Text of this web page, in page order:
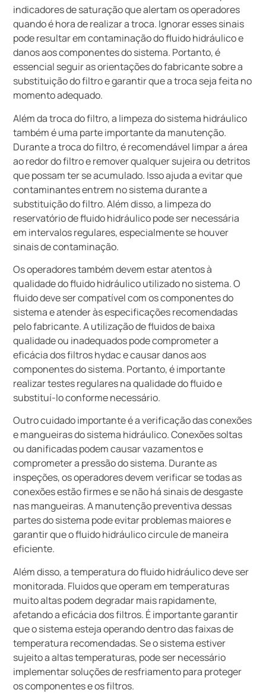
indicadores de saturação que alertam os operadores
quando é hora de realizar a troca. Ignorar esses sinais
pode resultar em contaminação do fluido hidráulico e
danos aos componentes do sistema. Portanto, é
essencial seguir as orientações do fabricante sobre a
substituição do filtro e garantir que a troca seja feita no
momento adequado.
Além da troca do filtro, a limpeza do sistema hidráulico
também é uma parte importante da manutenção.
Durante a troca do filtro, é recomendável limpar a área
ao redor do filtro e remover qualquer sujeira ou detritos
que possam ter se acumulado. Isso ajuda a evitar que
contaminantes entrem no sistema durante a
substituição do filtro. Além disso, a limpeza do
reservatório de fluido hidráulico pode ser necessária
em intervalos regulares, especialmente se houver
sinais de contaminação.
Os operadores também devem estar atentos à
qualidade do fluido hidráulico utilizado no sistema. O
fluido deve ser compatível com os componentes do
sistema e atender às especificações recomendadas
pelo fabricante. A utilização de fluidos de baixa
qualidade ou inadequados pode comprometer a
eficácia dos filtros hydac e causar danos aos
componentes do sistema. Portanto, é importante
realizar testes regulares na qualidade do fluido e
substituí-lo conforme necessário.
Outro cuidado importante é a verificação das conexões
e mangueiras do sistema hidráulico. Conexões soltas
ou danificadas podem causar vazamentos e
comprometer a pressão do sistema. Durante as
inspeções, os operadores devem verificar se todas as
conexões estão firmes e se não há sinais de desgaste
nas mangueiras. A manutenção preventiva dessas
partes do sistema pode evitar problemas maiores e
garantir que o fluido hidráulico circule de maneira
eficiente.
Além disso, a temperatura do fluido hidráulico deve ser
monitorada. Fluidos que operam em temperaturas
muito altas podem degradar mais rapidamente,
afetando a eficácia dos filtros. É importante garantir
que o sistema esteja operando dentro das faixas de
temperatura recomendadas. Se o sistema estiver
sujeito a altas temperaturas, pode ser necessário
implementar soluções de resfriamento para proteger
os componentes e os filtros.